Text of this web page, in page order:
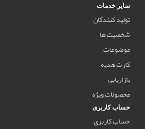
سایر خدمات
تولید کنندگان
شخصیت ها
موضوعات
کارت هدیه
بازاریابی
محصولات ویژه
حساب کاربری
حساب کاربری